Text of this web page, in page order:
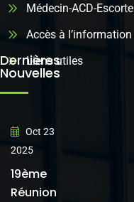
Médecin-ACD-Escorte
Accès à l’information
Liens utiles
Dernières
Nouvelles
Oct 23
2025
19ème
Réunion